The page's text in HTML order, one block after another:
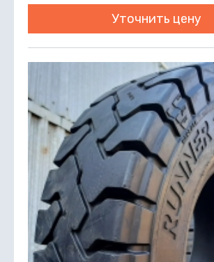
Уточнить цену